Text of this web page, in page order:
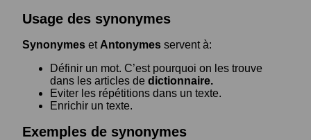
Usage des synonymes
Synonymes et Antonymes servent à:
Définir un mot. C’est pourquoi on les trouve
dans les articles de dictionnaire.
Eviter les répétitions dans un texte.
Enrichir un texte.
Exemples de synonymes